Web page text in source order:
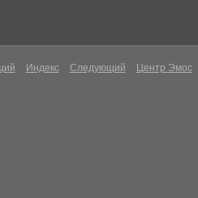
Индекс Следующий Центр Эмос